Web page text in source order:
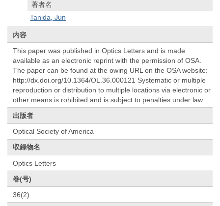
著者名
Tanida, Jun
内容
This paper was published in Optics Letters and is made
available as an electronic reprint with the permission of OSA.
The paper can be found at the owing URL on the OSA website:
http://dx.doi.org/10.1364/OL.36.000121 Systematic or multiple
reproduction or distribution to multiple locations via electronic or
other means is rohibited and is subject to penalties under law.
出版者
Optical Society of America
収録物名
Optics Letters
巻(号)
36(2)